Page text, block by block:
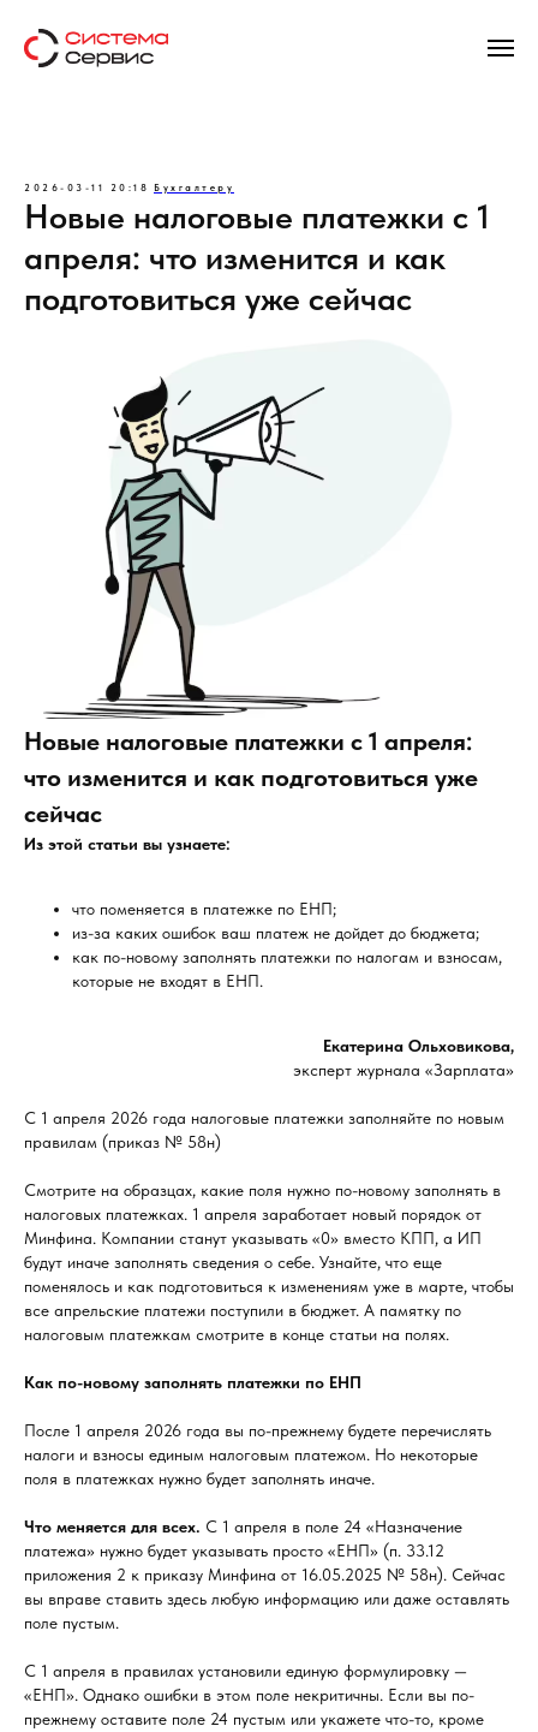
2026-03-11 20:18 Бухгалтеру
Новые налоговые платежки с 1
апреля: что изменится и как
подготовиться уже сейчас
Новые налоговые платежки с 1 апреля:
что изменится и как подготовиться уже
сейчас
Из этой статьи вы узнаете:
что поменяется в платежке по ЕНП;
из-за каких ошибок ваш платеж не дойдет до бюджета;
как по-новому заполнять платежки по налогам и взносам,
которые не входят в ЕНП.
Екатерина Ольховикова,
эксперт журнала «Зарплата»
С 1 апреля 2026 года налоговые платежки заполняйте по новым
правилам (приказ № 58н)
Смотрите на образцах, какие поля нужно по-новому заполнять в
налоговых платежках. 1 апреля заработает новый порядок от
Минфина. Компании станут указывать «0» вместо КПП, а ИП
будут иначе заполнять сведения о себе. Узнайте, что еще
поменялось и как подготовиться к изменениям уже в марте, чтобы
все апрельские платежи поступили в бюджет. А памятку по
налоговым платежкам смотрите в конце статьи на полях.
Как по-новому заполнять платежки по ЕНП
После 1 апреля 2026 года вы по-прежнему будете перечислять
налоги и взносы единым налоговым платежом. Но некоторые
поля в платежках нужно будет заполнять иначе.
Что меняется для всех. С 1 апреля в поле 24 «Назначение
платежа» нужно будет указывать просто «ЕНП» (п. 33.12
приложения 2 к приказу Минфина от 16.05.2025 № 58н). Сейчас
вы вправе ставить здесь любую информацию или даже оставлять
поле пустым.
С 1 апреля в правилах установили единую формулировку —
«ЕНП». Однако ошибки в этом поле некритичны. Если вы по-
прежнему оставите поле 24 пустым или укажете что-то, кроме